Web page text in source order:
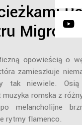
Migroz
opowieścią o
zamieszkuje
niewiele. Osią
romska z
melancholijne
rytmy flamenco.